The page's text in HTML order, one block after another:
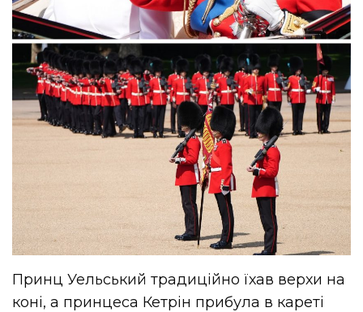
Принц Уельський традиційно їхав верхи на
коні, а принцеса Кетрін прибула в кареті